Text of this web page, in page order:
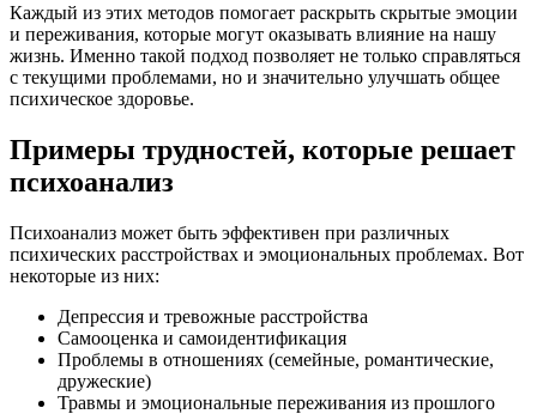
Каждый из этих методов помогает раскрыть скрытые эмоции
и переживания, которые могут оказывать влияние на нашу
жизнь. Именно такой подход позволяет не только справляться
с текущими проблемами, но и значительно улучшать общее
психическое здоровье.
Примеры трудностей, которые решает
психоанализ
Психоанализ может быть эффективен при различных
психических расстройствах и эмоциональных проблемах. Вот
некоторые из них:
Депрессия и тревожные расстройства
Самооценка и самоидентификация
Проблемы в отношениях (семейные, романтические,
дружеские)
Травмы и эмоциональные переживания из прошлого